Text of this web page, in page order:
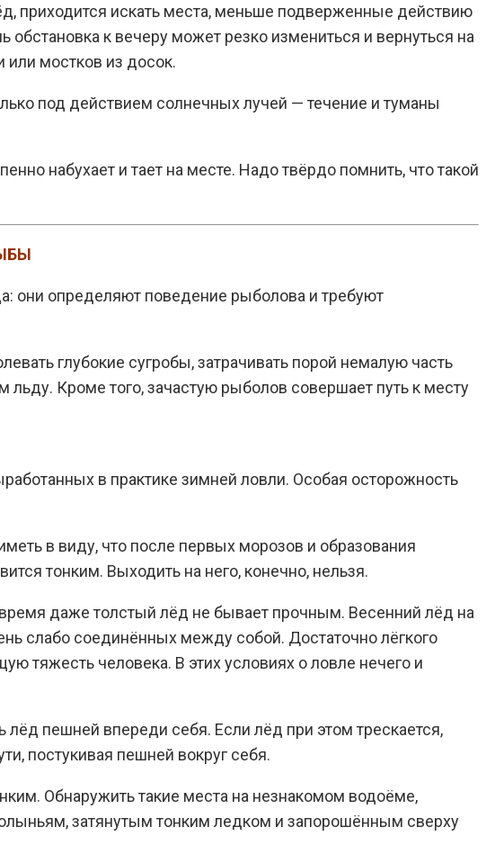
приходится искать места, меньше подверженные действию
к вечеру может резко измениться и вернуться на
или мостков из досок.
под действием солнечных лучей — течение и туманы
набухает и тает на месте. Надо твёрдо помнить, что такой
они определяют поведение рыболова и требуют
глубокие сугробы, затрачивать порой немалую часть
льду. Кроме того, зачастую рыболов совершает путь к месту
в практике зимней ловли. Особая осторожность
в виду, что после первых морозов и образования
тонким. Выходить на него, конечно, нельзя.
даже толстый лёд не бывает прочным. Весенний лёд на
слабо соединённых между собой. Достаточно лёгкого
человека. В этих условиях о ловле нечего и
пешней впереди себя. Если лёд при этом трескается,
постукивая пешней вокруг себя.
Обнаружить такие места на незнакомом водоёме,
затянутым тонким ледком и запорошённым сверху